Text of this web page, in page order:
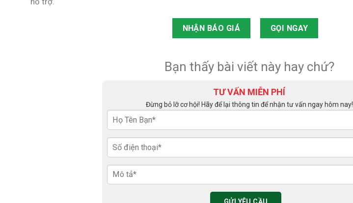
NHẬN BÁO GIÁ GỌI NGAY
Bạn thấy bài viết này hay chứ?
TƯ VẤN MIỄN PHÍ
Đừng bỏ lỡ cơ hội! Hãy để lại thông tin để nhận tư vấn ngay hôm nay!